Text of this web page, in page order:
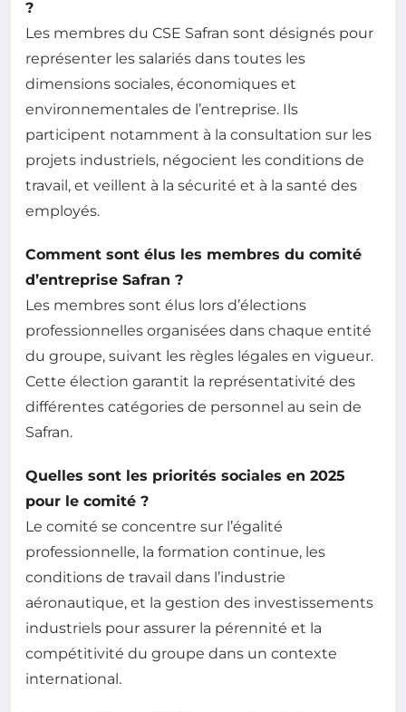
?
Les membres du CSE Safran sont désignés pour
représenter les salariés dans toutes les
dimensions sociales, économiques et
environnementales de l’entreprise. Ils
participent notamment à la consultation sur les
projets industriels, négocient les conditions de
travail, et veillent à la sécurité et à la santé des
employés.
Comment sont élus les membres du comité
d’entreprise Safran ?
Les membres sont élus lors d’élections
professionnelles organisées dans chaque entité
du groupe, suivant les règles légales en vigueur.
Cette élection garantit la représentativité des
différentes catégories de personnel au sein de
Safran.
Quelles sont les priorités sociales en 2025
pour le comité ?
Le comité se concentre sur l’égalité
professionnelle, la formation continue, les
conditions de travail dans l’industrie
aéronautique, et la gestion des investissements
industriels pour assurer la pérennité et la
compétitivité du groupe dans un contexte
international.